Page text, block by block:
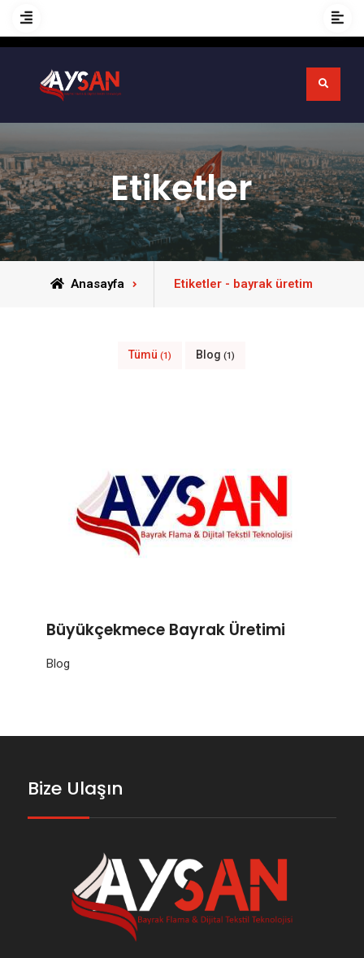
Etiketler
Anasayfa Etiketler - bayrak üretim
Tümü(1) Blog(1)
Büyükçekmece Bayrak Üretimi
Blog
Bize Ulaşın